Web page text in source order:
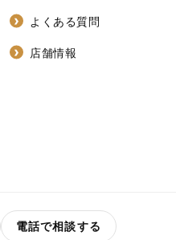
よくある質問
店舗情報
電話で相談する